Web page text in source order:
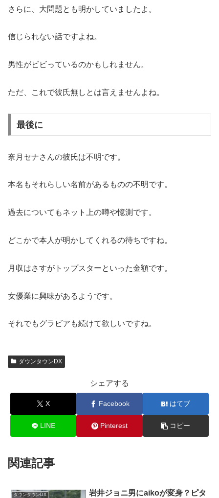
さらに、大問題とも明かしていましたよ。
信じられない話ですよね。
男性がビビっているのかもしれません。
ただ、これで彼氏無しとは言えませんよね。
最後に
奈月セナさんの彼氏は不明です。
本名もそれらしい名前があるものの不明です。
過去についてもネット上の噂や憶測です。
どこかで本人が明かしてくれるの待ちですね。
月収はさすがトップスターといった金額です。
女優業に興味があるようです。
それでもグラビアも続けて欲しいですね。
ダウンタウンDX
シェアする
X Facebook はてブ
LINE Pinterest コピー
関連記事
ダウンタウンDX
岩井ジョニ男にaikoが変身？ピタ